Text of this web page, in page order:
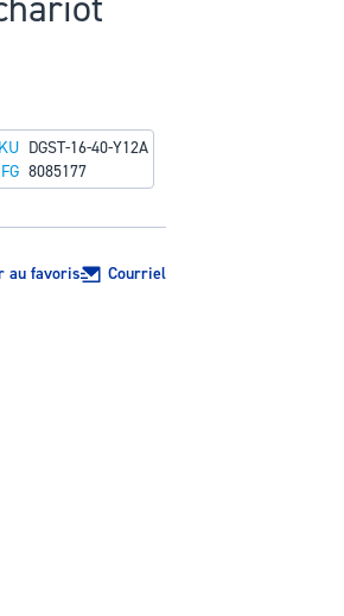
DGST-16-40-Y12A
8085177
au favoris Courriel